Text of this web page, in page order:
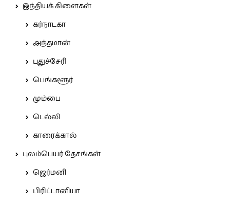
இந்தியக் கிளைகள்
கர்நாடகா
அந்தமான்
புதுச்சேரி
பெங்களூர்
மும்பை
டெல்லி
காரைக்கால்
புலம்பெயர் தேசங்கள்
ஜெர்மனி
பிரிட்டானியா